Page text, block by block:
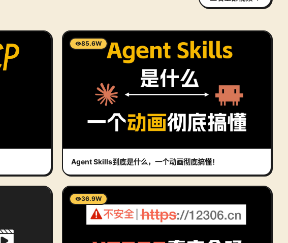
85.6W
Agent Skills到底是什么，一个动画彻底搞懂！
36.9W